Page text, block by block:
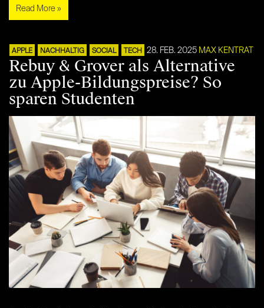
Read More »
APPLE NACHHALTIG SOCIAL TECH 28. FEB. 2025 MAX KENTRAT
Rebuy & Grover als Alternative
zu Apple-Bildungspreise? So
sparen Studenten